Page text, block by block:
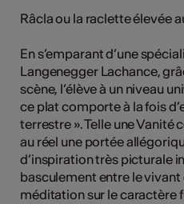
Râcla ou la raclette élevée
En s’emparant d’une
Langenegger Lachance,
scène, l’élève à un niveau
ce plat comporte à la fois
terrestre ». Telle une
au réel une portée
d’inspiration très picturale
basculement entre le vivant
méditation sur le caractère